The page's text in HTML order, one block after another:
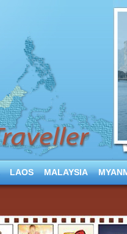
LAOS MALAYSIA